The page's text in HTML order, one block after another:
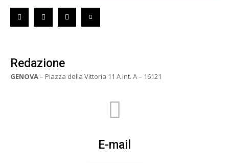
Redazione
GENOVA– Piazza della Vittoria 11 A Int. A – 16121
E-mail